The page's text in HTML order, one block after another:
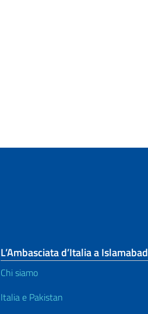
L’Ambasciata d’Italia a Islamabad
Chi siamo
Italia e Pakistan